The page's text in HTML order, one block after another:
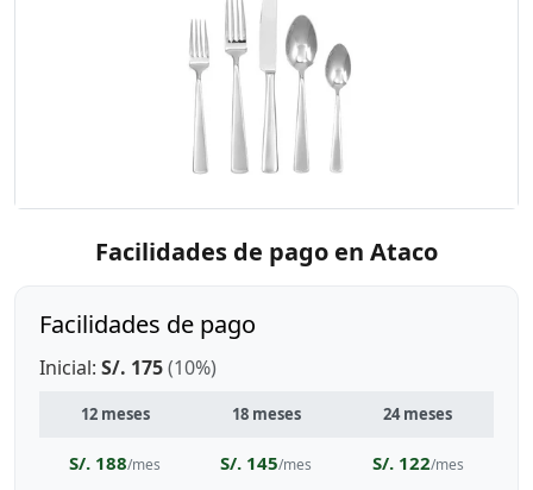
Facilidades de pago en Ataco
Facilidades de pago
Inicial: S/. 175(10%)
12 meses 18 meses 24 meses
S/. 188/mes S/. 145/mes S/. 122/mes